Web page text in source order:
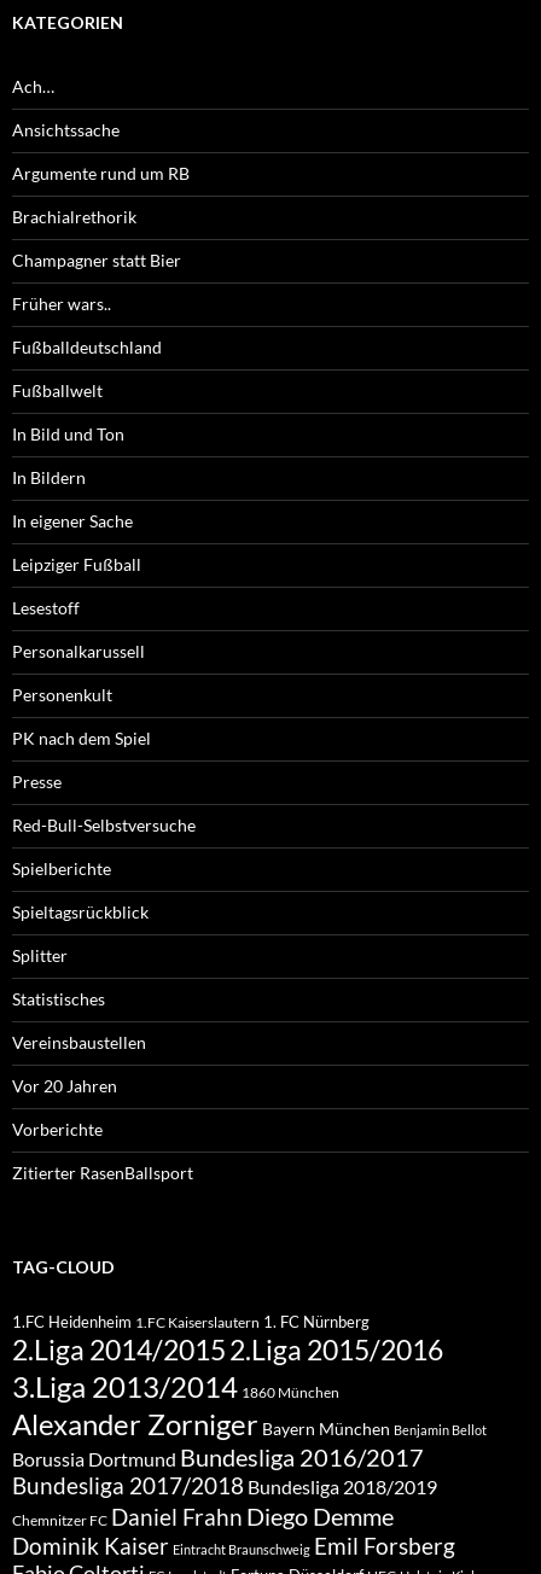
KATEGORIEN
Ach…
Ansichtssache
Argumente rund um RB
Brachialrethorik
Champagner statt Bier
Früher wars..
Fußballdeutschland
Fußballwelt
In Bild und Ton
In Bildern
In eigener Sache
Leipziger Fußball
Lesestoff
Personalkarussell
Personenkult
PK nach dem Spiel
Presse
Red-Bull-Selbstversuche
Spielberichte
Spieltagsrückblick
Splitter
Statistisches
Vereinsbaustellen
Vor 20 Jahren
Vorberichte
Zitierter RasenBallsport
TAG-CLOUD
1.FC Heidenheim 1.FC Kaiserslautern 1. FC Nürnberg
2.Liga 2014/20152.Liga 2015/2016
3.Liga 2013/2014 1860 München
Alexander Zorniger Bayern München Benjamin Bellot
Borussia Dortmund Bundesliga 2016/2017
Bundesliga 2017/2018 Bundesliga 2018/2019
Chemnitzer FC Daniel Frahn Diego Demme
Dominik Kaiser Eintracht Braunschweig Emil Forsberg